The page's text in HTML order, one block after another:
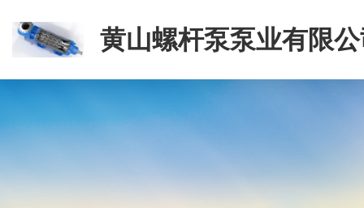
黄山螺杆泵泵业有限